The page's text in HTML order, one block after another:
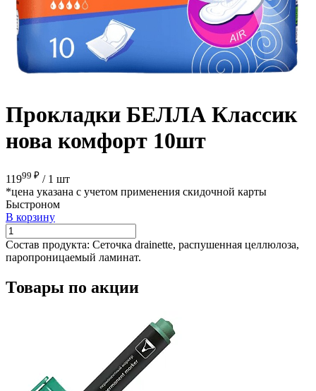
Прокладки БЕЛЛА Классик
нова комфорт 10шт
11999 ₽ / 1 шт
*цена указана с учетом применения скидочной карты
Быстроном
В корзину
Состав продукта: Сеточка drainette, распушенная целлюлоза,
паропроницаемый ламинат.
Товары по акции